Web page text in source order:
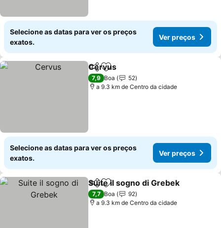
Selecione as datas para ver os preços
exatos.
Ver preços
PartilharAdicionar aos favoritos
Cervus
7,9 Boa
52
a 9.3 km de Centro da cidade
Selecione as datas para ver os preços
exatos.
Ver preços
PartilharAdicionar aos favoritos
Suite il sogno di Grebek
7,7 Boa
92
a 9.3 km de Centro da cidade